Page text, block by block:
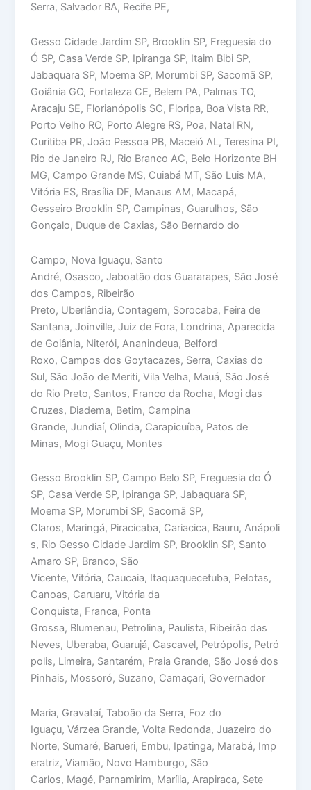
Serra, Salvador BA, Recife PE,
Gesso Cidade Jardim SP, Brooklin SP, Freguesia do
Ó SP, Casa Verde SP, Ipiranga SP, Itaim Bibi SP,
Jabaquara SP, Moema SP, Morumbi SP, Sacomã SP,
Goiânia GO, Fortaleza CE, Belem PA, Palmas TO,
Aracaju SE, Florianópolis SC, Floripa, Boa Vista RR,
Porto Velho RO, Porto Alegre RS, Poa, Natal RN,
Curitiba PR, João Pessoa PB, Maceió AL, Teresina PI,
Rio de Janeiro RJ, Rio Branco AC, Belo Horizonte BH
MG, Campo Grande MS, Cuiabá MT, São Luis MA,
Vitória ES, Brasília DF, Manaus AM, Macapá,
Gesseiro Brooklin SP, Campinas, Guarulhos, São
Gonçalo, Duque de Caxias, São Bernardo do
Campo, Nova Iguaçu, Santo
André, Osasco, Jaboatão dos Guararapes, São José
dos Campos, Ribeirão
Preto, Uberlândia, Contagem, Sorocaba, Feira de
Santana, Joinville, Juiz de Fora, Londrina, Aparecida
de Goiânia, Niterói, Ananindeua, Belford
Roxo, Campos dos Goytacazes, Serra, Caxias do
Sul, São João de Meriti, Vila Velha, Mauá, São José
do Rio Preto, Santos, Franco da Rocha, Mogi das
Cruzes, Diadema, Betim, Campina
Grande, Jundiaí, Olinda, Carapicuíba, Patos de
Minas, Mogi Guaçu, Montes
Gesso Brooklin SP, Campo Belo SP, Freguesia do Ó
SP, Casa Verde SP, Ipiranga SP, Jabaquara SP,
Moema SP, Morumbi SP, Sacomã SP,
Claros, Maringá, Piracicaba, Cariacica, Bauru, Anápoli
s, Rio Gesso Cidade Jardim SP, Brooklin SP, Santo
Amaro SP, Branco, São
Vicente, Vitória, Caucaia, Itaquaquecetuba, Pelotas,
Canoas, Caruaru, Vitória da
Conquista, Franca, Ponta
Grossa, Blumenau, Petrolina, Paulista, Ribeirão das
Neves, Uberaba, Guarujá, Cascavel, Petrópolis, Petró
polis, Limeira, Santarém, Praia Grande, São José dos
Pinhais, Mossoró, Suzano, Camaçari, Governador
Maria, Gravataí, Taboão da Serra, Foz do
Iguaçu, Várzea Grande, Volta Redonda, Juazeiro do
Norte, Sumaré, Barueri, Embu, Ipatinga, Marabá, Imp
eratriz, Viamão, Novo Hamburgo, São
Carlos, Magé, Parnamirim, Marília, Arapiraca, Sete